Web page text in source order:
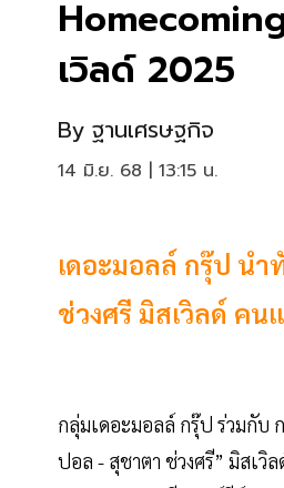
เวิลด์ 2025
By ฐานเศรษฐกิจ
14 มิ.ย. 68 | 13:15 น.
เดอะมอลล์ กรุ๊ป นำ
ช่วงศรี มิสเวิลด์ คน
กลุ่มเดอะมอลล์ กรุ๊ป ร่วมกับ
ปอล - สุชาตา ช่วงศรี” มิสเวิ